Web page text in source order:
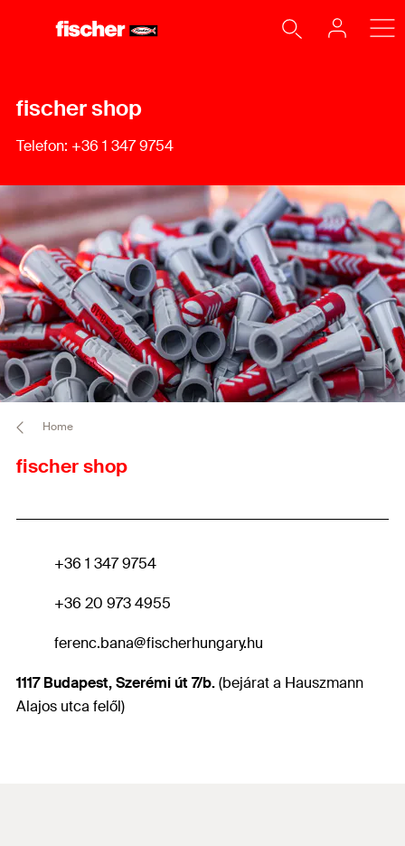
fischer shop
Telefon: +36 1 347 9754
Home
fischer shop
+36 1 347 9754
+36 20 973 4955
ferenc.bana@fischerhungary.hu
1117 Budapest, Szerémi út 7/b.(bejárat a Hauszmann
Alajos utca felől)